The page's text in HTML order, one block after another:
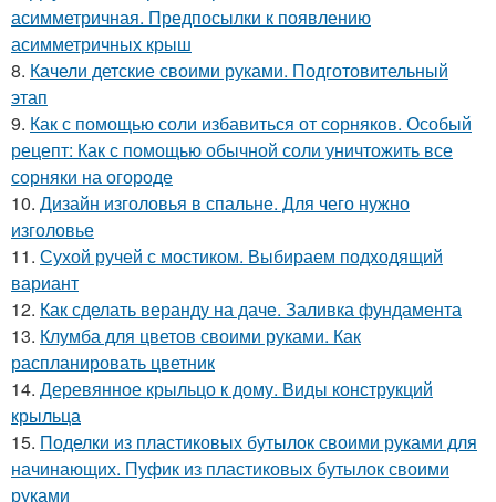
асимметричная. Предпосылки к появлению
асимметричных крыш
8. Качели детские своими руками. Подготовительный
этап
9. Как с помощью соли избавиться от сорняков. Особый
рецепт: Как с помощью обычной соли уничтожить все
сорняки на огороде
10. Дизайн изголовья в спальне. Для чего нужно
изголовье
11. Сухой ручей с мостиком. Выбираем подходящий
вариант
12. Как сделать веранду на даче. Заливка фундамента
13. Клумба для цветов своими руками. Как
распланировать цветник
14. Деревянное крыльцо к дому. Виды конструкций
крыльца
15. Поделки из пластиковых бутылок своими руками для
начинающих. Пуфик из пластиковых бутылок своими
руками